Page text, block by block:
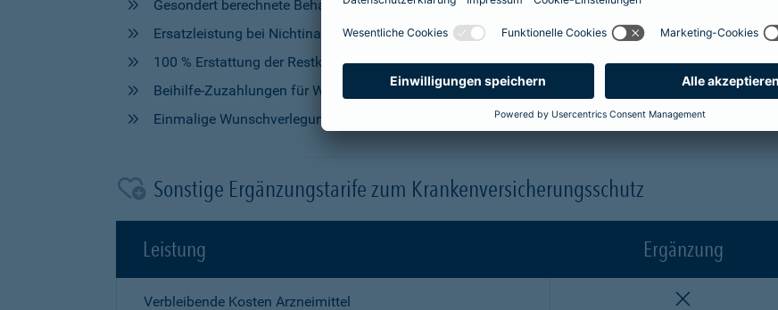
Gesondert berechnete Behandlung durch einen Arzt oder eine Ärztin der Wahl ("Chefarztbehandlung")
Ersatzleistung bei Nichtinanspruchnahme der Wahlleistungen
100 % Erstattung der Restkosten, nach Vorleistung der Beihilfe
Beihilfe-Zuzahlungen für Wahlleistungen
Einmalige Wunschverlegung
Sonstige Ergänzungstarife zum Krankenversicherungsschutz
Leistung Ergänzung
Verbleibende Kosten Arzneimittel